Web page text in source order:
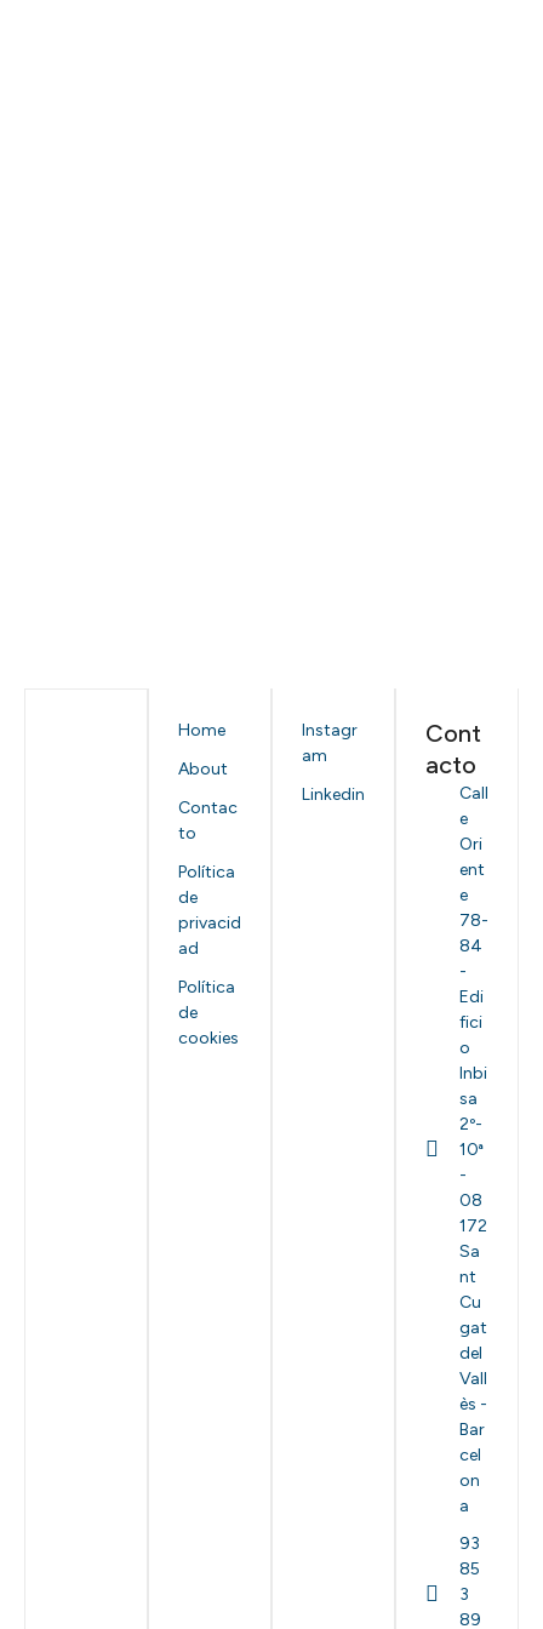
Home
About
Contac
to
Política
de
privacid
ad
Política
de
cookies
Instagr
am
Linkedin
Cont
acto
Call
e
Ori
ent
e
78-
84
-
Edi
fici
o
Inbi
sa
2º-
10ª
-
08
172
Sa
nt
Cu
gat
del
Vall
ès -
Bar
cel
on
a
93
85
3
89